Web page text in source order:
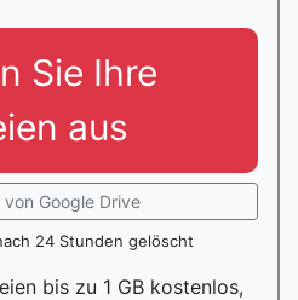
Sie Ihre
aus
Google Drive
24 Stunden gelöscht
bis zu 1 GB kostenlos,